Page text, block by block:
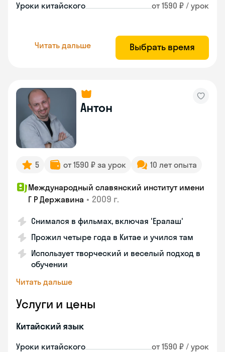
Уроки китайского от 1590 ₽ / урок
Читать дальше Выбрать время
Антон
5 от 1590 ₽ за урок 10 лет опыта
Международный славянский институт имени
Г Р Державина • 2009 г.
Снимался в фильмах, включая 'Ералаш'
Прожил четыре года в Китае и учился там
Использует творческий и веселый подход в
обучении
Читать дальше
Услуги и цены
Китайский язык
Уроки китайского от 1590 ₽ / урок